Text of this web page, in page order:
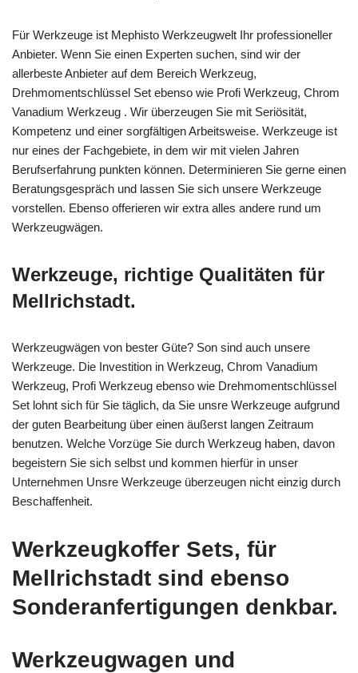
Für Werkzeuge ist Mephisto Werkzeugwelt Ihr professioneller
Anbieter. Wenn Sie einen Experten suchen, sind wir der
allerbeste Anbieter auf dem Bereich Werkzeug,
Drehmomentschlüssel Set ebenso wie Profi Werkzeug, Chrom
Vanadium Werkzeug . Wir überzeugen Sie mit Seriösität,
Kompetenz und einer sorgfältigen Arbeitsweise. Werkzeuge ist
nur eines der Fachgebiete, in dem wir mit vielen Jahren
Berufserfahrung punkten können. Determinieren Sie gerne einen
Beratungsgespräch und lassen Sie sich unsere Werkzeuge
vorstellen. Ebenso offerieren wir extra alles andere rund um
Werkzeugwägen.
Werkzeuge, richtige Qualitäten für
Mellrichstadt.
Werkzeugwägen von bester Güte? Son sind auch unsere
Werkzeuge. Die Investition in Werkzeug, Chrom Vanadium
Werkzeug, Profi Werkzeug ebenso wie Drehmomentschlüssel
Set lohnt sich für Sie täglich, da Sie unsre Werkzeuge aufgrund
der guten Bearbeitung über einen äußerst langen Zeitraum
benutzen. Welche Vorzüge Sie durch Werkzeug haben, davon
begeistern Sie sich selbst und kommen hierfür in unser
Unternehmen Unsre Werkzeuge überzeugen nicht einzig durch
Beschaffenheit.
Werkzeugkoffer Sets, für
Mellrichstadt sind ebenso
Sonderanfertigungen denkbar.
Werkzeugwagen und